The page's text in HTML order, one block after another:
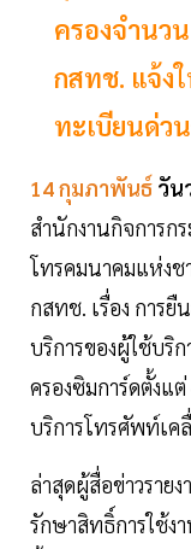
ครองจำนว
กสทช. แจ้ง
ทะเบียนด่ว
14 กุมภาพันธ์ วัน
สำนักงานกิจการก
โทรคมนาคมแห่งช
กสทช. เรื่อง การ
บริการของผู้ใช้บริ
ครองซิมการ์ดตั้งแ
บริการโทรศัพท์เค
ล่าสุดผู้สื่อข่าวราย
รักษาสิทธิ์การใช้ง